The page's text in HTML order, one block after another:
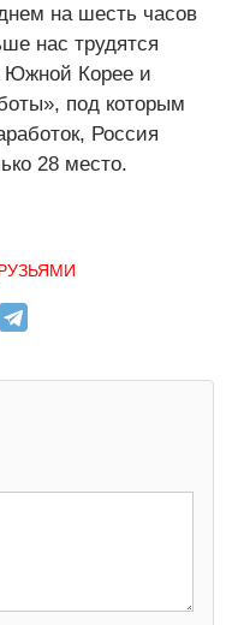
на шесть часов
нас трудятся
Южной Корее и
под которым
Россия
28 место.